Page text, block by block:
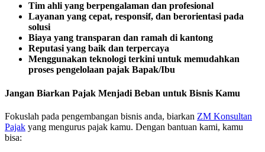
Tim ahli yang berpengalaman dan profesional
Layanan yang cepat, responsif, dan berorientasi pada
solusi
Biaya yang transparan dan ramah di kantong
Reputasi yang baik dan terpercaya
Menggunakan teknologi terkini untuk memudahkan
proses pengelolaan pajak Bapak/Ibu
Jangan Biarkan Pajak Menjadi Beban untuk Bisnis Kamu
Fokuslah pada pengembangan bisnis anda, biarkan ZM Konsultan
Pajak yang mengurus pajak kamu. Dengan bantuan kami, kamu
bisa: